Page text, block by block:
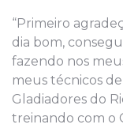
“Primeiro
dia bom,
fazendo nos
meus técnicos
Gladiadores do
treinando com o